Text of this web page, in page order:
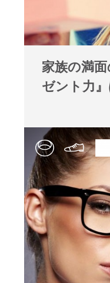
家族の満
ゼント力